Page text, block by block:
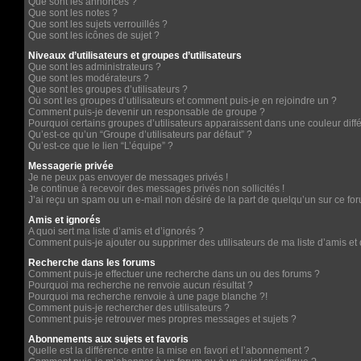
Que sont les notes ?
Que sont les sujets verrouillés ?
Que sont les icônes de sujet ?
Niveaux d’utilisateurs et groupes d’utilisateurs
Que sont les administrateurs ?
Que sont les modérateurs ?
Que sont les groupes d’utilisateurs ?
Où sont les groupes d’utilisateurs et comment puis-je en rejoindre un ?
Comment puis-je devenir un responsable de groupe ?
Pourquoi certains groupes d’utilisateurs apparaissent dans une couleur
Qu’est-ce qu’un “Groupe d’utilisateurs par défaut” ?
Qu’est-ce que le lien “L’équipe” ?
Messagerie privée
Je ne peux pas envoyer de messages privés !
Je continue à recevoir des messages privés non sollicités !
J’ai reçu un spam ou un e-mail non désiré de la part de quelqu’un sur ce
Amis et ignorés
A quoi sert ma liste d’amis et d’ignorés ?
Comment puis-je ajouter ou supprimer des utilisateurs de ma liste d’amis et
Recherche dans les forums
Comment puis-je effectuer une recherche dans un ou des forums ?
Pourquoi ma recherche ne renvoie aucun résultat ?
Pourquoi ma recherche renvoie à une page blanche ?!
Comment puis-je rechercher des utilisateurs ?
Comment puis-je retrouver mes propres messages et sujets ?
Abonnements aux sujets et favoris
Quelle est la différence entre la mise en favori et l’abonnement ?